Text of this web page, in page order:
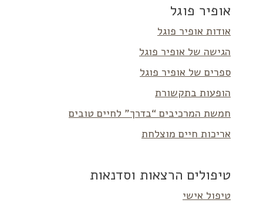
אופיר פוגל
אודות אופיר פוגל
הגישה של אופיר פוגל
ספרים של אופיר פוגל
הופעות בתקשורת
חמשת המרכיבים “בדרך” לחיים טובים
אריכות חיים מוצלחת
טיפולים הרצאות וסדנאות
טיפול אישי